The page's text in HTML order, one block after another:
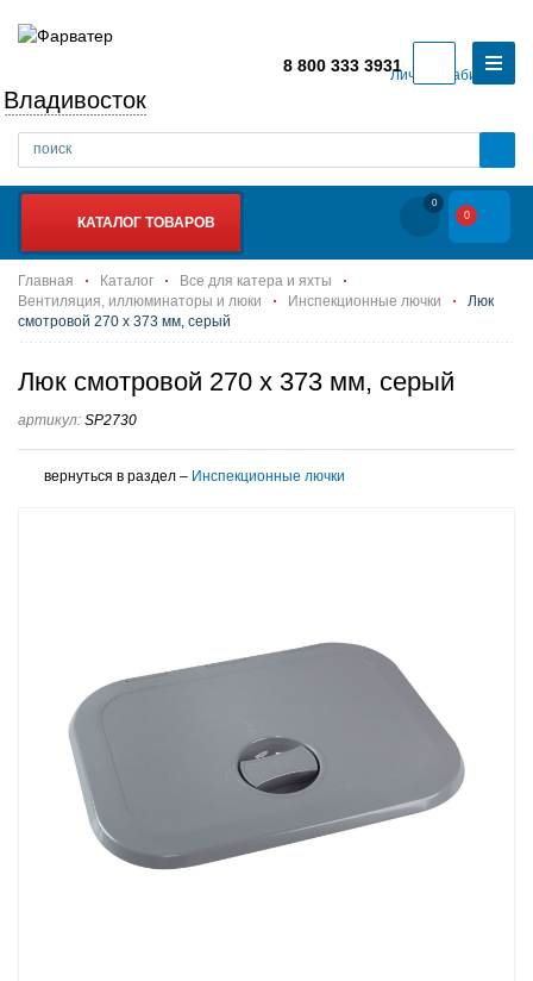
Личный кабинет
Владивосток
8 800 333 3931
КАТАЛОГ ТОВАРОВ
0
0
Главная Каталог
Все для катера и яхты
Вентиляция, иллюминаторы и люки
Инспекционные лючки
Люк
смотровой 270 х 373 мм, серый
Люк смотровой 270 х 373 мм, серый
артикул: SP2730
вернуться в раздел – Инспекционные лючки